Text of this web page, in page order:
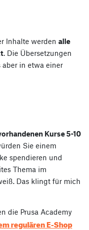
Inhalte werden alle
. Die Übersetzungen
in etwa einer
Kurse 5-10
Sie einem
spendieren und
Thema im
Das klingt für mich
die Prusa Academy
regulären E-Shop